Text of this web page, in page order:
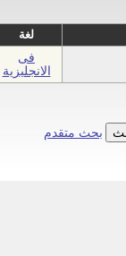
لغة
فى
الانجليزية
بحث متقدم